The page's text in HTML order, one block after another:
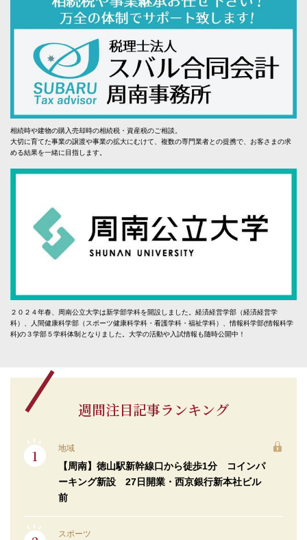
相続時や建物の購入売却時の相続税・資産税のご相談。
大切に育てた事業の譲渡や事業の拡大にむけて、複数の専門業者との提携で、お客さまの求
める結果を一緒に目指します。
２０２４年春、周南公立大学は新学部学科を開設しました。経済経営学部（経済経営学
科）、人間健康科学部（スポーツ健康科学科・看護学科・福祉学科）、情報科学部(情報科学
科)の３学部５学科体制となりました。大学の活動や入試情報も随時公開中！
週間注目記事ランキング
地域
【周南】徳山駅新幹線口から徒歩1分 コインパ
ーキング新設 27日開業・西京銀行新本社ビル
前
スポーツ